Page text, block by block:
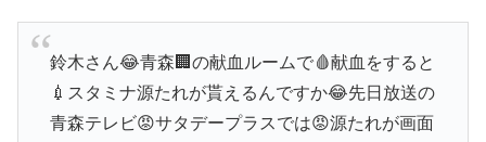
鈴木さん😂青森🏢の献血ルームで🩸献血をすると
💉スタミナ源たれが貰えるんですか😂先日放送の
青森テレビ😡サタデープラスでは😡源たれが画面